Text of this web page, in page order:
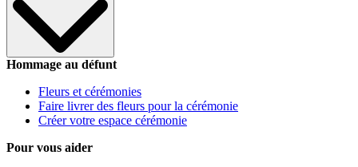
Hommage au défunt
Fleurs et cérémonies
Faire livrer des fleurs pour la cérémonie
Créer votre espace cérémonie
Pour vous aider